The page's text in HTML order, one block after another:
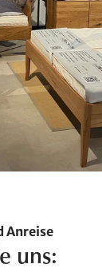
Anreise
uns: